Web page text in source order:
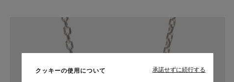
クッキーの使用について 承諾せずに続行する